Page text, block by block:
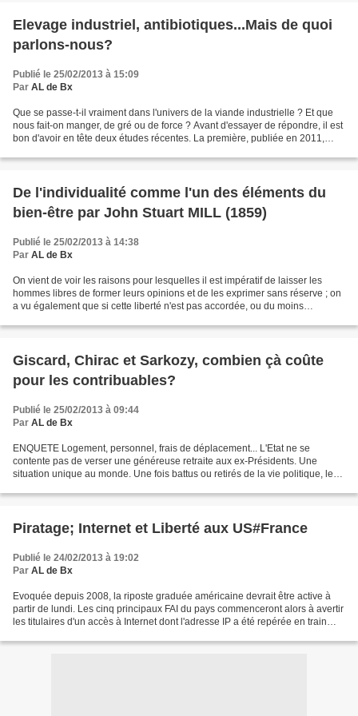
Elevage industriel, antibiotiques...Mais de quoi
parlons-nous?
Publié le 25/02/2013 à 15:09
Par AL de Bx
Que se passe-t-il vraiment dans l'univers de la viande industrielle ? Et que
nous fait-on manger, de gré ou de force ? Avant d'essayer de répondre, il est
bon d'avoir en tête deux études récentes. La première, publiée en 2011,
De l'individualité comme l'un des éléments du
bien-être par John Stuart MILL (1859)
Publié le 25/02/2013 à 14:38
Par AL de Bx
On vient de voir les raisons pour lesquelles il est impératif de laisser les
hommes libres de former leurs opinions et de les exprimer sans réserve ; on
a vu également que si cette liberté n'est pas accordée, ou du moins
Giscard, Chirac et Sarkozy, combien çà coûte
pour les contribuables?
Publié le 25/02/2013 à 09:44
Par AL de Bx
ENQUETE Logement, personnel, frais de déplacement... L'Etat ne se
contente pas de verser une généreuse retraite aux ex-Présidents. Une
situation unique au monde. Une fois battus ou retirés de la vie politique, les
Piratage; Internet et Liberté aux US#France
Publié le 24/02/2013 à 19:02
Par AL de Bx
Evoquée depuis 2008, la riposte graduée américaine devrait être active à
partir de lundi. Les cinq principaux FAI du pays commenceront alors à avertir
les titulaires d'un accès à Internet dont l'adresse IP a été repérée en train